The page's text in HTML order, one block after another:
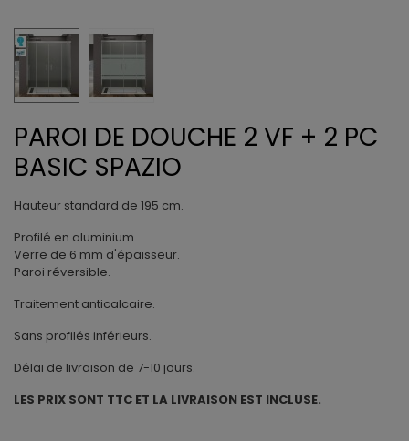
PAROI DE DOUCHE 2 VF + 2 PC
BASIC SPAZIO
Hauteur standard de 195 cm.
Profilé en aluminium.
Verre de 6 mm d'épaisseur.
Paroi réversible.
Traitement anticalcaire.
Sans profilés inférieurs.
Délai de livraison de 7-10 jours.
LES PRIX SONT TTC ET LA LIVRAISON EST INCLUSE.